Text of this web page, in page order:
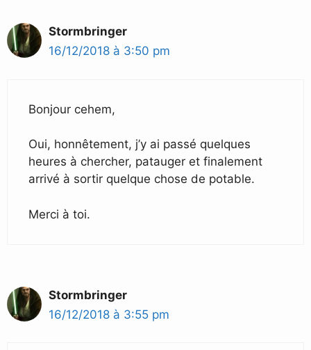
Stormbringer
16/12/2018 à 3:50 pm
Bonjour cehem,
Oui, honnêtement, j’y ai passé quelques
heures à chercher, patauger et finalement
arrivé à sortir quelque chose de potable.
Merci à toi.
Stormbringer
16/12/2018 à 3:55 pm